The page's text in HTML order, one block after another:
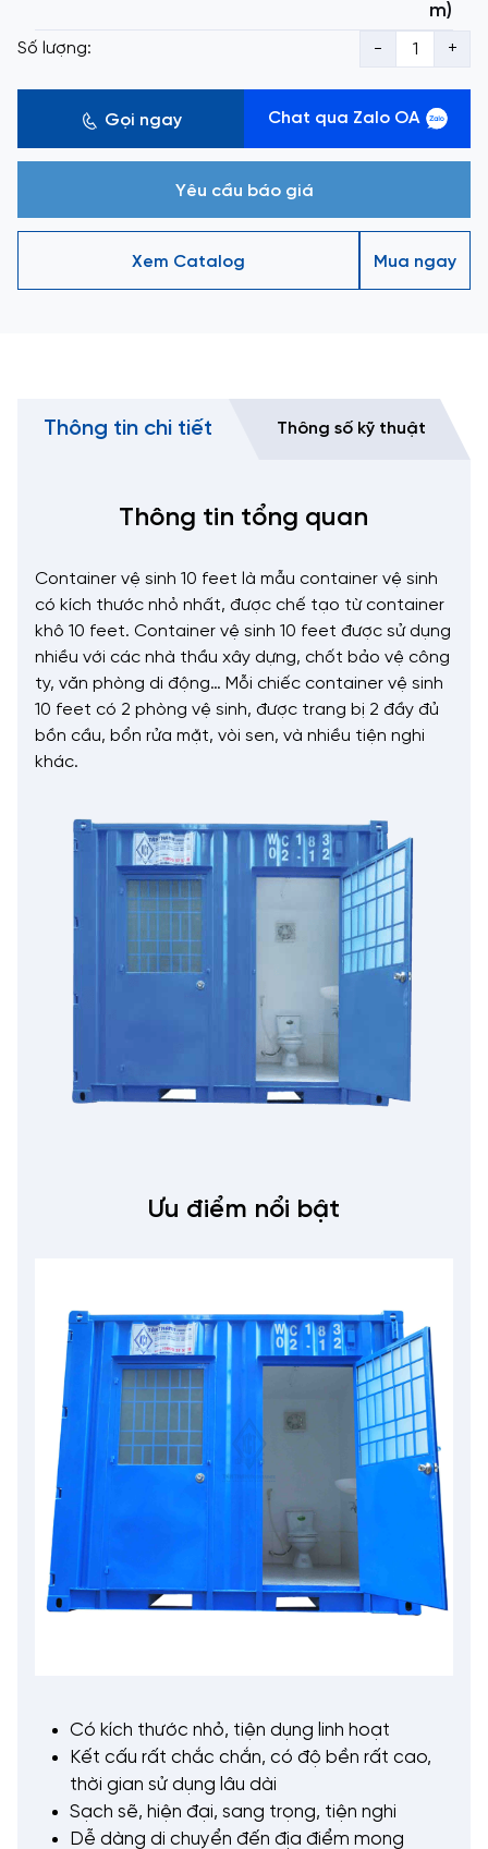
m)
Số lượng: - +
Gọi ngay Chat qua Zalo OA
Yêu cầu báo giá
Xem Catalog Mua ngay
Thông tin chi tiết Thông số kỹ thuật
Thông tin tổng quan
Container vệ sinh 10 feet là mẫu container vệ sinh
có kích thước nhỏ nhất, được chế tạo từ container
khô 10 feet. Container vệ sinh 10 feet được sử dụng
nhiều với các nhà thầu xây dựng, chốt bảo vệ công
ty, văn phòng di động… Mỗi chiếc container vệ sinh
10 feet có 2 phòng vệ sinh, được trang bị 2 đầy đủ
bồn cầu, bổn rửa mặt, vòi sen, và nhiều tiện nghi
khác.
Ưu điểm nổi bật
Có kích thước nhỏ, tiện dụng linh hoạt
Kết cấu rất chắc chắn, có độ bền rất cao,
thời gian sử dụng lâu dài
Sạch sẽ, hiện đại, sang trọng, tiện nghi
Dễ dàng di chuyển đến địa điểm mong